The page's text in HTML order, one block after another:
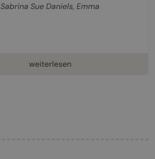
Sabrina Sue Daniels, Emma
weiterlesen